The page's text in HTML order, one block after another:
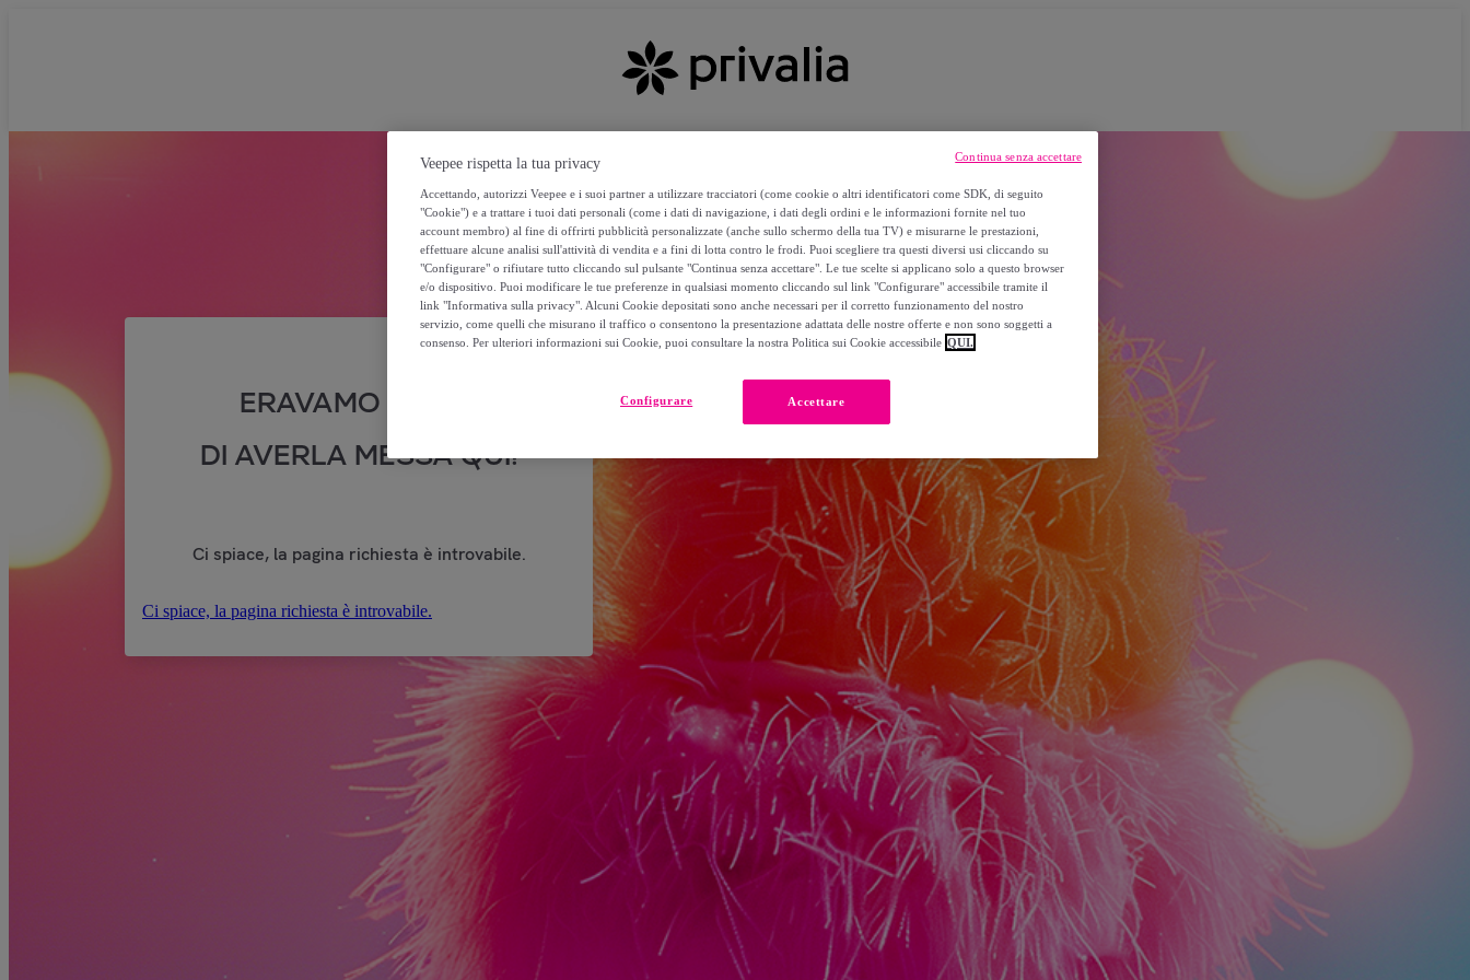
ERAVAMO SICURI
DI AVERLA MESSA QUI!
Ci spiace, la pagina richiesta è introvabile.
Ci spiace, la pagina richiesta è introvabile.
Veepee rispetta la tua privacy
Accettando, autorizzi Veepee e i suoi partner a utilizzare tracciatori (come cookie o altri identificatori come SDK, di seguito
"Cookie") e a trattare i tuoi dati personali (come i dati di navigazione, i dati degli ordini e le informazioni fornite nel tuo
account membro) al fine di offrirti pubblicità personalizzate (anche sullo schermo della tua TV) e misurarne le prestazioni,
effettuare alcune analisi sull'attività di vendita e a fini di lotta contro le frodi. Puoi scegliere tra questi diversi usi cliccando su
"Configurare" o rifiutare tutto cliccando sul pulsante "Continua senza accettare". Le tue scelte si applicano solo a questo browser
e/o dispositivo. Puoi modificare le tue preferenze in qualsiasi momento cliccando sul link "Configurare" accessibile tramite il
link "Informativa sulla privacy". Alcuni Cookie depositati sono anche necessari per il corretto funzionamento del nostro
servizio, come quelli che misurano il traffico o consentono la presentazione adattata delle nostre offerte e non sono soggetti a
consenso. Per ulteriori informazioni sui Cookie, puoi consultare la nostra Politica sui Cookie accessibile QUI.
Accettare
Configurare
Continua senza accettare